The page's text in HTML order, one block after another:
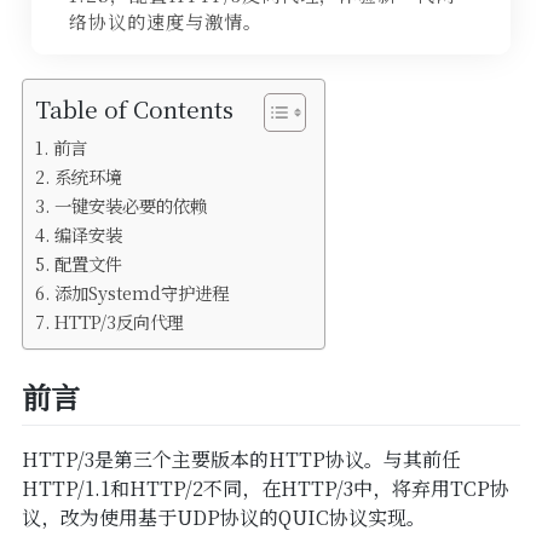
WordPress
络协议的速度与激情。
Table of Contents
前言
系统环境
一键安装必要的依赖
编译安装
配置文件
添加Systemd守护进程
HTTP/3反向代理
前言
HTTP/3是第三个主要版本的HTTP协议。与其前任
HTTP/1.1和HTTP/2不同，在HTTP/3中，将弃用TCP协
议，改为使用基于UDP协议的QUIC协议实现。